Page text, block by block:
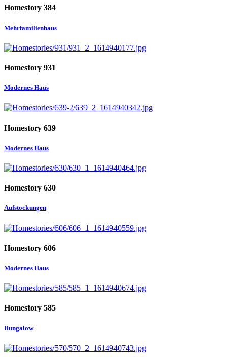
Homestory 384
Mehrfamilienhaus
Homestory 931
Modernes Haus
Homestory 639
Modernes Haus
Homestory 630
Aufstockungen
Homestory 606
Modernes Haus
Homestory 585
Bungalow